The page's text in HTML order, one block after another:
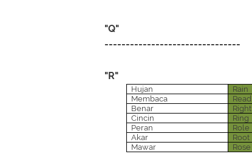
"Q"
--------------------------------
"R"
Hujan Rain
Membaca
Read
Benar
Right
Cincin
Ring
Peran
Role
Akar
Root
Mawar
Rose